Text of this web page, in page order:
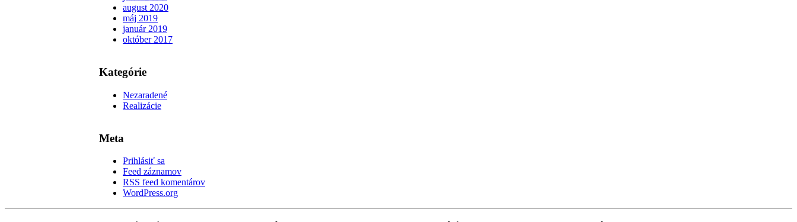
august 2020
máj 2019
január 2019
október 2017
Kategórie
Nezaradené
Realizácie
Meta
Prihlásiť sa
Feed záznamov
RSS feed komentárov
WordPress.org